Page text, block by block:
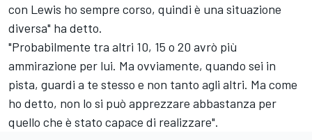
con Lewis ho sempre corso, quindi è una situazione
diversa" ha detto.
"Probabilmente tra altri 10, 15 o 20 avrò più
ammirazione per lui. Ma ovviamente, quando sei in
pista, guardi a te stesso e non tanto agli altri. Ma come
ho detto, non lo si può apprezzare abbastanza per
quello che è stato capace di realizzare".